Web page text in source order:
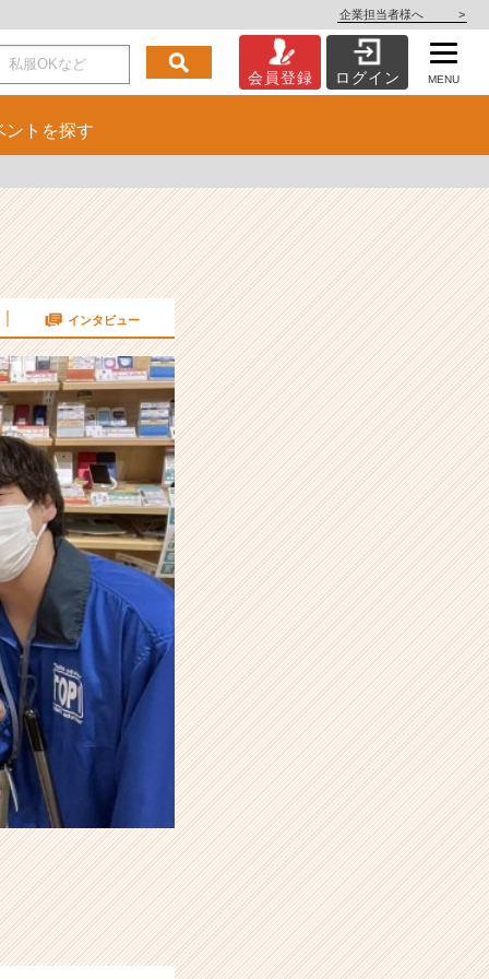
企業担当者様へ >
会員登録 ログイン MENU
ント を探す
インタビュー